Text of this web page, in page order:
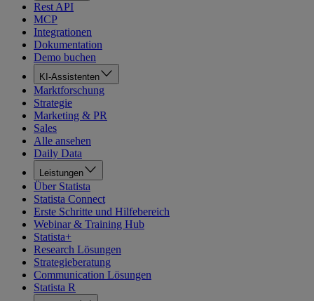
Rest API
MCP
Integrationen
Dokumentation
Demo buchen
KI-Assistenten
Marktforschung
Strategie
Marketing & PR
Sales
Alle ansehen
Daily Data
Leistungen
Über Statista
Statista Connect
Erste Schritte und Hilfebereich
Webinar & Training Hub
Statista+
Research Lösungen
Strategieberatung
Communication Lösungen
Statista R